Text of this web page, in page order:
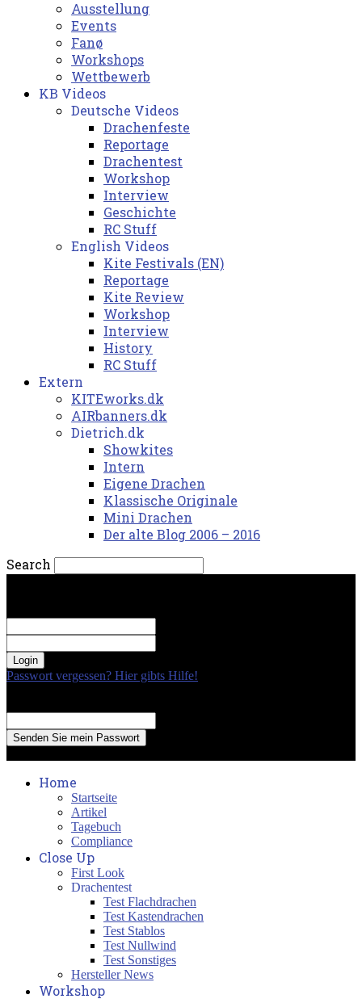
Ausstellung
Events
Fanø
Workshops
Wettbewerb
KB Videos
Deutsche Videos
Drachenfeste
Reportage
Drachentest
Workshop
Interview
Geschichte
RC Stuff
English Videos
Kite Festivals (EN)
Reportage
Kite Review
Workshop
Interview
History
RC Stuff
Extern
KITEworks.dk
AIRbanners.dk
Dietrich.dk
Showkites
Intern
Eigene Drachen
Klassische Originale
Mini Drachen
Der alte Blog 2006 – 2016
Search
Passwort vergessen? Hier gibts Hilfe!
Home
Startseite
Artikel
Tagebuch
Compliance
Close Up
First Look
Drachentest
Test Flachdrachen
Test Kastendrachen
Test Stablos
Test Nullwind
Test Sonstiges
Hersteller News
Workshop